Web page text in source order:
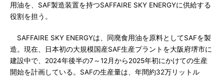
用油を、SAF製造装置を持つSAFFAIRE SKY ENERGYに供給する
役割を担う。
SAFFAIRE SKY ENERGYは、同廃食用油を原料としてSAFを製
造。現在、日本初の大規模国産SAF生産プラントを大阪府堺市に
建設中で、2024年後半の7～12月から2025年初にかけての生産
開始を計画している。SAFの生産量は、年間約32万リットル